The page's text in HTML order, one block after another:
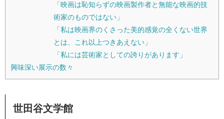
「映画は恥知らずの映画製作者と無能な映画的技
術家のものではない」
「私は映画界のくさった美的感覚の全くない世界
とは、これ以上つきあえない」
「私には芸術家としての誇りがあります」
興味深い展示の数々
世田谷文学館